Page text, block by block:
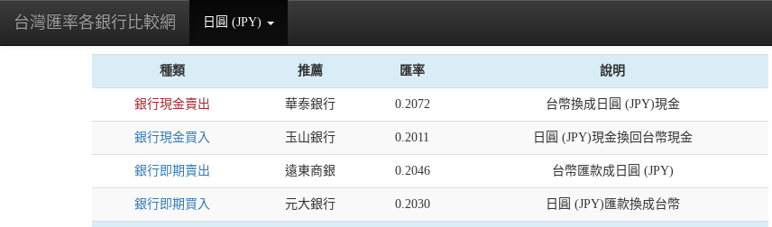
台灣匯率各銀行比較網 日圓 (JPY)
種類 推薦 匯率 說明
銀行現金賣出 華泰銀行 0.2072 台幣換成日圓 (JPY)現金
銀行現金買入 玉山銀行 0.2011 日圓 (JPY)現金換回台幣現金
銀行即期賣出 遠東商銀 0.2046 台幣匯款成日圓 (JPY)
銀行即期買入 元大銀行 0.2030 日圓 (JPY)匯款換成台幣